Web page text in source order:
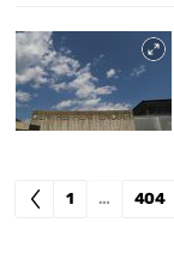
1 … 404